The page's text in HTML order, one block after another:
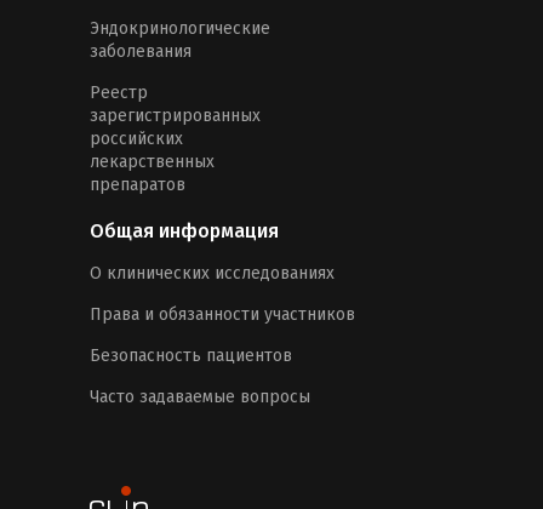
Эндокринологические
заболевания
Реестр
зарегистрированных
российских
лекарственных
препаратов
Общая информация
О клинических исследованиях
Права и обязанности участников
Безопасность пациентов
Часто задаваемые вопросы